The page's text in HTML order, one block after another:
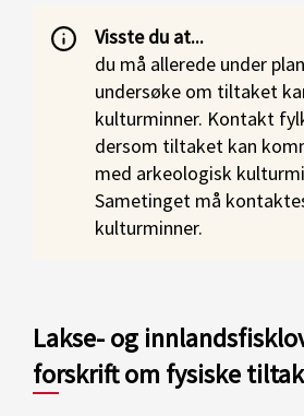
Visste du at...
du må allerede under
undersøke om tiltaket
kulturminner. Kontakt
dersom tiltaket kan
med arkeologisk
Sametinget må
kulturminner.
Lakse- og
forskrift om fysiske